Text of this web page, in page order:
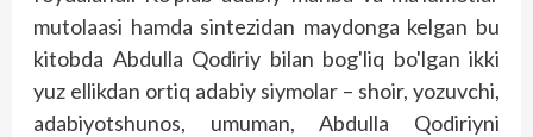
mutolaasi hamda sintezidan maydonga kelgan bu
kitobda Abdulla Qodiriy bilan bog'liq bo'lgan ikki
yuz ellikdan ortiq adabiy siymolar – shoir, yozuvchi,
adabiyotshunos, umuman, Abdulla Qodiriyni